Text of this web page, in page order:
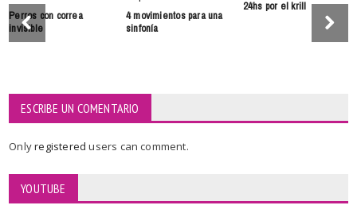
Perros con correa
invisible
4 movimientos para una
sinfonía
24hs por el krill
ESCRIBE UN COMENTARIO
Onlyregisteredusers can comment.
YOUTUBE